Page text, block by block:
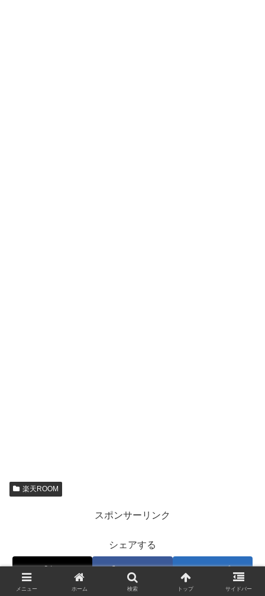
楽天ROOM
スポンサーリンク
シェアする
Facebook はてブ
メニュー ホーム 検索 トップ サイドバー